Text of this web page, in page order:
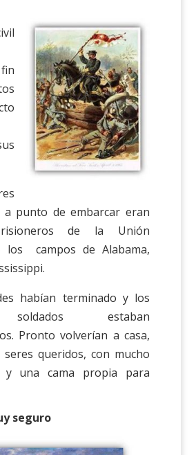
a punto de embarcar eran
de la Unión
los campos de Alabama,
habían terminado y los
estaban
Pronto volverían a casa,
seres queridos, con mucho
y una cama propia para
seguro